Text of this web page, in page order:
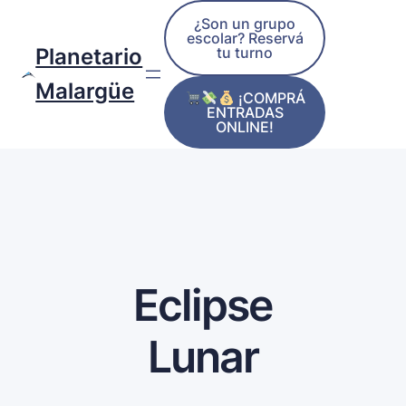
Planetario
Malargüe
¿Son un grupo
escolar? Reservá
tu turno
¡COMPRÁ
ENTRADAS
ONLINE!
Eclipse
Lunar